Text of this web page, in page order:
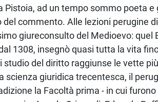
Pistoia, ad un tempo sommo poeta
commento. Alle lezioni perugine
giureconsulto del Medioevo: quel
1308, insegnò quasi tutta la vita
studio del diritto raggiunse le vette
scienza giuridica trecentesca, il
la Facoltà prima - in cui